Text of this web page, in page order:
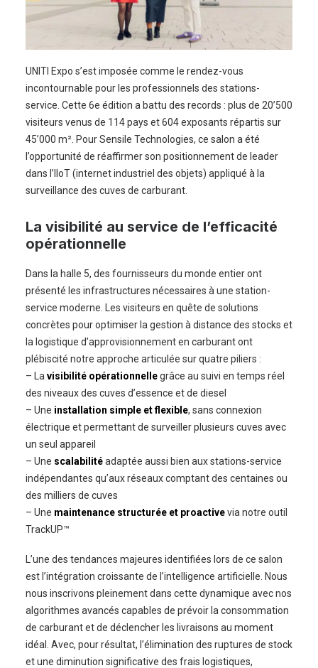
UNITI Expo s’est imposée comme le rendez-vous
incontournable pour les professionnels des stations-
service. Cette 6e édition a battu des records : plus de 20’500
visiteurs venus de 114 pays et 604 exposants répartis sur
45’000 m². Pour Sensile Technologies, ce salon a été
l’opportunité de réaffirmer son positionnement de leader
dans l’IIoT (internet industriel des objets) appliqué à la
surveillance des cuves de carburant.
La visibilité au service de l’efficacité
opérationnelle
Dans la halle 5, des fournisseurs du monde entier ont
présenté les infrastructures nécessaires à une station-
service moderne. Les visiteurs en quête de solutions
concrètes pour optimiser la gestion à distance des stocks et
la logistique d’approvisionnement en carburant ont
plébiscité notre approche articulée sur quatre piliers :
– La visibilité opérationnellegrâce au suivi en temps réel
des niveaux des cuves d’essence et de diesel
– Une installation simple et flexible, sans connexion
électrique et permettant de surveiller plusieurs cuves avec
un seul appareil
– Une scalabilitéadaptée aussi bien aux stations-service
indépendantes qu’aux réseaux comptant des centaines ou
des milliers de cuves
– Une maintenance structurée et proactivevia notre outil
TrackUP™
L’une des tendances majeures identifiées lors de ce salon
est l’intégration croissante de l’intelligence artificielle. Nous
nous inscrivons pleinement dans cette dynamique avec nos
algorithmes avancés capables de prévoir la consommation
de carburant et de déclencher les livraisons au moment
idéal. Avec, pour résultat, l’élimination des ruptures de stock
et une diminution significative des frais logistiques,